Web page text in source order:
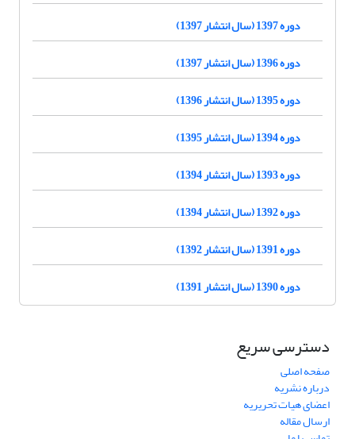
دوره 1397 (سال انتشار 1397)
دوره 1396 (سال انتشار 1397)
دوره 1395 (سال انتشار 1396)
دوره 1394 (سال انتشار 1395)
دوره 1393 (سال انتشار 1394)
دوره 1392 (سال انتشار 1394)
دوره 1391 (سال انتشار 1392)
دوره 1390 (سال انتشار 1391)
دسترسی سریع
صفحه اصلی
درباره نشریه
اعضای هیات تحریریه
ارسال مقاله